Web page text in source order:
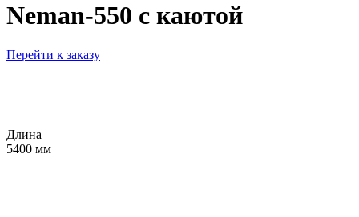
Neman-550 с каютой
Перейти к заказу
Длина
5400 мм